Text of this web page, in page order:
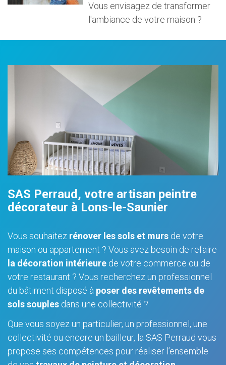
Vous envisagez de transformer
l'ambiance de votre maison ?
SAS Perraud, votre artisan peintre
décorateur à Lons-le-Saunier
Vous souhaitez rénover les sols et murs de votre
maison ou appartement ? Vous avez besoin de refaire
la décoration intérieure de votre commerce ou de
votre restaurant ? Vous recherchez un professionnel
du bâtiment disposé à poser des revêtements de
sols souples dans une collectivité ?
Que vous soyez un particulier, un professionnel, une
collectivité ou encore un bailleur, la SAS Perraud vous
propose ses compétences pour réaliser l’ensemble